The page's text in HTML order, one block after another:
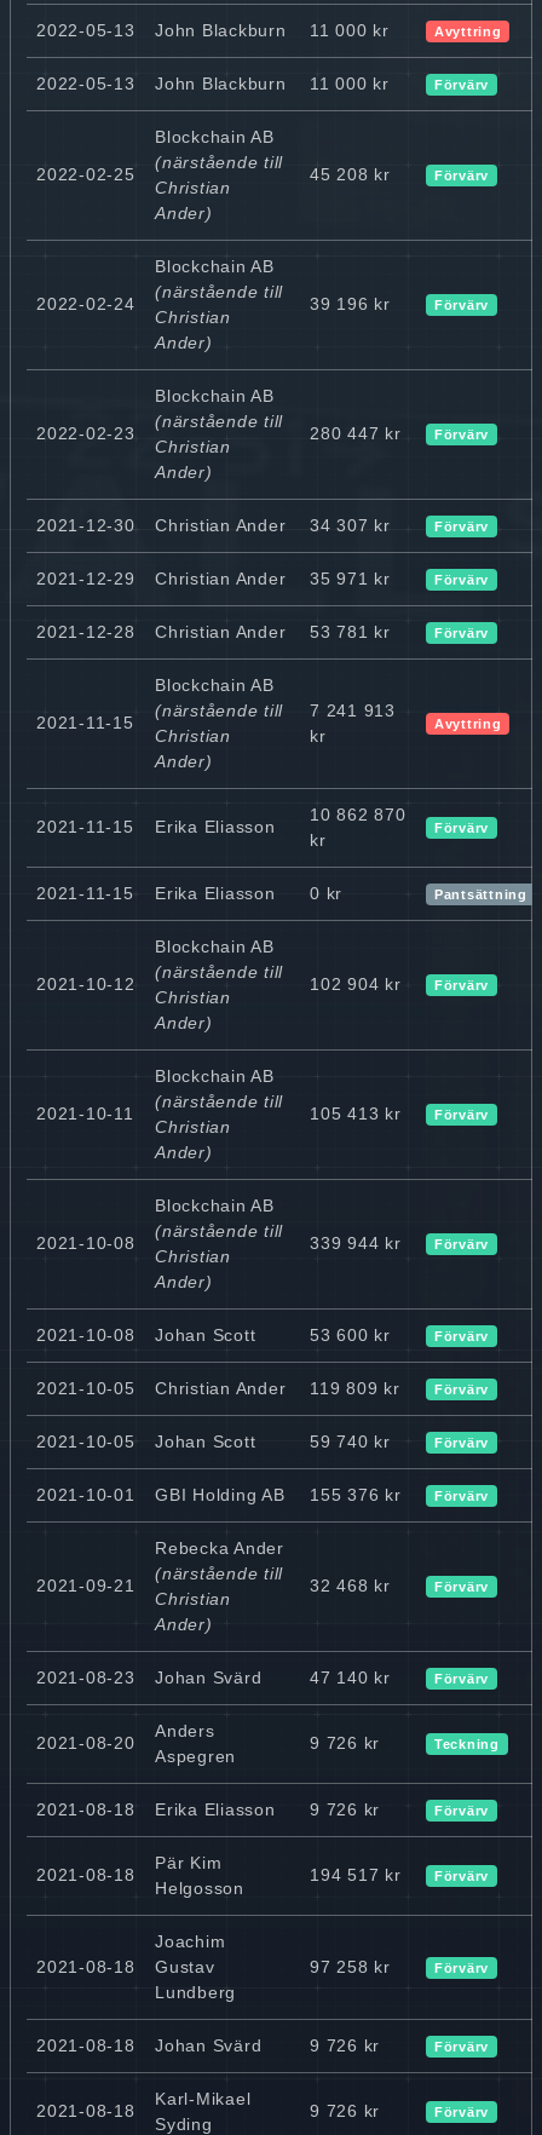
2022-05-13 John Blackburn 11 000 kr Avyttring
2022-05-13 John Blackburn 11 000 kr Förvärv
2022-02-25
Blockchain AB
(närstående till
Christian
Ander)
45 208 kr Förvärv
2022-02-24
Blockchain AB
(närstående till
Christian
Ander)
39 196 kr Förvärv
2022-02-23
Blockchain AB
(närstående till
Christian
Ander)
280 447 kr Förvärv
2021-12-30 Christian Ander 34 307 kr Förvärv
2021-12-29 Christian Ander 35 971 kr Förvärv
2021-12-28 Christian Ander 53 781 kr Förvärv
2021-11-15
Blockchain AB
(närstående till
Christian
Ander)
7 241 913
kr
Avyttring
2021-11-15 Erika Eliasson
10 862 870
kr
Förvärv
2021-11-15 Erika Eliasson 0 kr Pantsättning
2021-10-12
Blockchain AB
(närstående till
Christian
Ander)
102 904 kr Förvärv
2021-10-11
Blockchain AB
(närstående till
Christian
Ander)
105 413 kr Förvärv
2021-10-08
Blockchain AB
(närstående till
Christian
Ander)
339 944 kr Förvärv
2021-10-08 Johan Scott 53 600 kr Förvärv
2021-10-05 Christian Ander 119 809 kr Förvärv
2021-10-05 Johan Scott 59 740 kr Förvärv
2021-10-01 GBI Holding AB 155 376 kr Förvärv
2021-09-21
Rebecka Ander
(närstående till
Christian
Ander)
32 468 kr Förvärv
2021-08-23 Johan Svärd 47 140 kr Förvärv
2021-08-20
Anders
Aspegren
9 726 kr Teckning
2021-08-18 Erika Eliasson 9 726 kr Förvärv
2021-08-18
Pär Kim
Helgosson
194 517 kr Förvärv
2021-08-18
Joachim
Gustav
Lundberg
97 258 kr Förvärv
2021-08-18 Johan Svärd 9 726 kr Förvärv
2021-08-18
Karl-Mikael
Syding
9 726 kr Förvärv